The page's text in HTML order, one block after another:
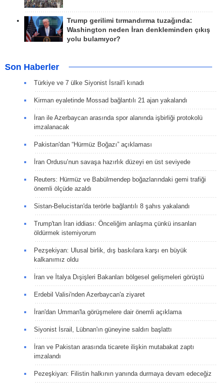
Trump gerilimi tırmandırma tuzağında:
Washington neden İran denkleminden çıkış
yolu bulamıyor?
Son Haberler
Türkiye ve 7 ülke Siyonist İsrail'i kınadı
Kirman eyaletinde Mossad bağlantılı 21 ajan yakalandı
İran ile Azerbaycan arasında spor alanında işbirliği protokolü
imzalanacak
Pakistan'dan “Hürmüz Boğazı” açıklaması
İran Ordusu’nun savaşa hazırlık düzeyi en üst seviyede
Reuters: Hürmüz ve Babülmendep boğazlarındaki gemi trafiği
önemli ölçüde azaldı
Sistan-Belucistan'da terörle bağlantılı 8 şahıs yakalandı
Trump'tan İran iddiası: Önceliğim anlaşma çünkü insanları
öldürmek istemiyorum
Pezşekiyan: Ulusal birlik, dış baskılara karşı en büyük
kalkanımız oldu
İran ve İtalya Dışişleri Bakanları bölgesel gelişmeleri görüştü
Erdebil Valisi'nden Azerbaycan'a ziyaret
İran'dan Umman'la görüşmelere dair önemli açıklama
Siyonist İsrail, Lübnan'ın güneyine saldırı başlattı
İran ve Pakistan arasında ticarete ilişkin mutabakat zaptı
imzalandı
Pezeşkiyan: Filistin halkının yanında durmaya devam edeceğiz